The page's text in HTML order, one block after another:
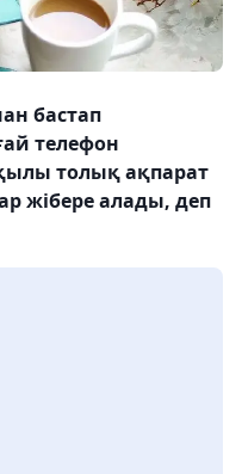
бастап
телефон
толық ақпарат
жібере алады, деп